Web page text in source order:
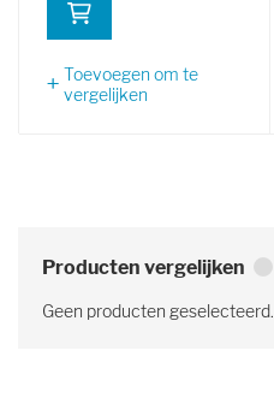
Toevoegen om te
vergelijken
Producten vergelijken
Geen producten geselecteerd.